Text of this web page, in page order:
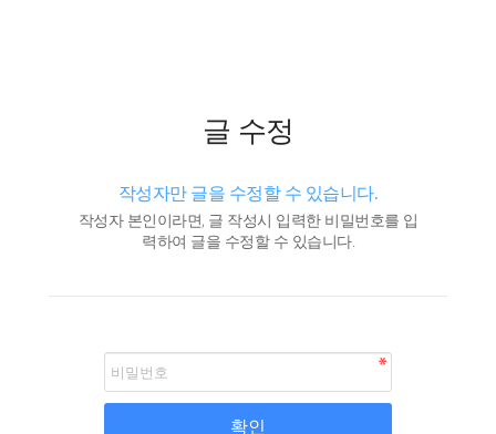
글 수정
작성자만 글을 수정할 수 있습니다.
작성자 본인이라면, 글 작성시 입력한 비밀번호를 입
력하여 글을 수정할 수 있습니다.